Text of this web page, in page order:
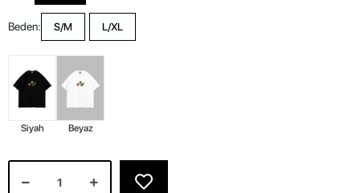
Beden: S/M L/XL
Siyah Beyaz